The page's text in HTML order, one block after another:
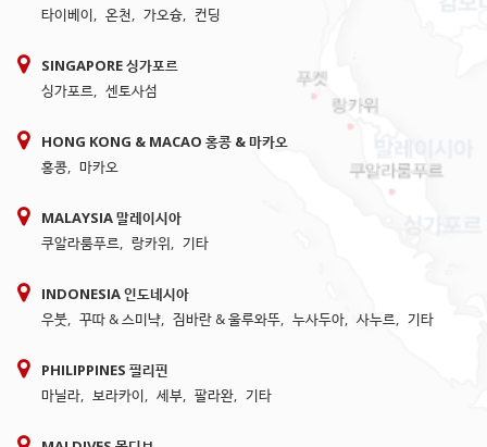
타이베이, 온천, 가오슝, 컨딩
SINGAPORE 싱가포르
싱가포르, 센토사섬
HONG KONG & MACAO 홍콩 & 마카오
홍콩, 마카오
MALAYSIA 말레이시아
쿠알라룸푸르, 랑카위, 기타
INDONESIA 인도네시아
우붓, 꾸따 & 스미냑, 짐바란 & 울루와뚜, 누사두아, 사누르, 기타
PHILIPPINES 필리핀
마닐라, 보라카이, 세부, 팔라완, 기타